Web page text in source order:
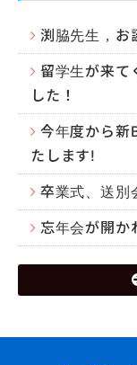
渕脇先生，お
留学生が来て
した！
今年度から新
たします!
卒業式、送別
忘年会が開か